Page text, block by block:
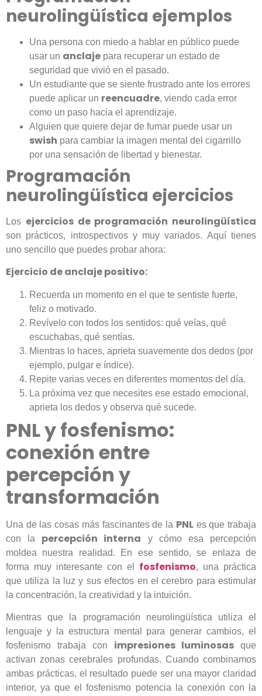
neurolingüística ejemplos
Una persona con miedo a hablar en público puede
usar un anclaje para recuperar un estado de
seguridad que vivió en el pasado.
Un estudiante que se siente frustrado ante los errores
puede aplicar un reencuadre, viendo cada error
como un paso hacia el aprendizaje.
Alguien que quiere dejar de fumar puede usar un
swish para cambiar la imagen mental del cigarrillo
por una sensación de libertad y bienestar.
Programación
neurolingüística ejercicios
Los ejercicios de programación neurolingüística
son prácticos, introspectivos y muy variados. Aquí tienes
uno sencillo que puedes probar ahora:
Ejercicio de anclaje positivo:
Recuerda un momento en el que te sentiste fuerte,
feliz o motivado.
Revívelo con todos los sentidos: qué veías, qué
escuchabas, qué sentías.
Mientras lo haces, aprieta suavemente dos dedos (por
ejemplo, pulgar e índice).
Repite varias veces en diferentes momentos del día.
La próxima vez que necesites ese estado emocional,
aprieta los dedos y observa qué sucede.
PNL y fosfenismo:
conexión entre
percepción y
transformación
Una de las cosas más fascinantes de la PNLes que trabaja
con la percepción interna y cómo esa percepción
moldea nuestra realidad. En ese sentido, se enlaza de
forma muy interesante con el fosfenismo, una práctica
que utiliza la luz y sus efectos en el cerebro para estimular
la concentración, la creatividad y la intuición.
Mientras que la programación neurolingüística utiliza el
lenguaje y la estructura mental para generar cambios, el
fosfenismo trabaja con impresiones luminosas que
activan zonas cerebrales profundas. Cuando combinamos
ambas prácticas, el resultado puede ser una mayor claridad
interior, ya que el fosfenismo potencia la conexión con la